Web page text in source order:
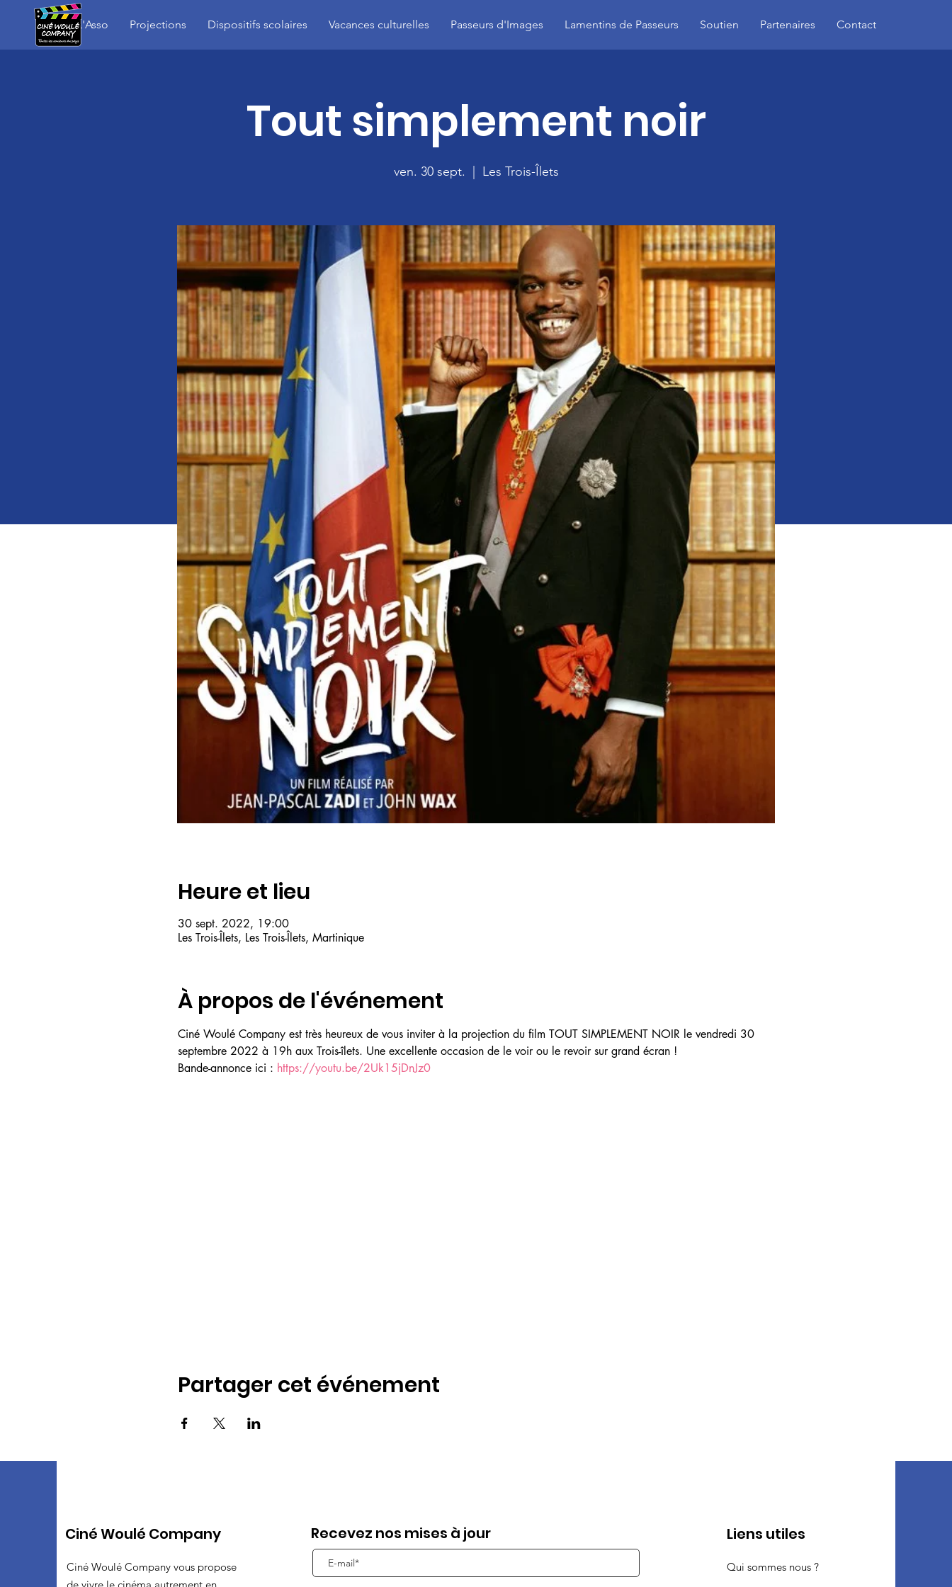
L'Asso Projections Dispositifs scolaires Vacances culturelles Passeurs d'Images Lamentins de Passeurs Soutien Partenaires Contact
Tout simplement noir
ven. 30 sept. Les Trois-Îlets
Heure et lieu
30 sept. 2022, 19:00
Les Trois-Îlets, Les Trois-Îlets, Martinique
À propos de l'événement
Ciné Woulé Company est très heureux de vous inviter à la projection du film TOUT SIMPLEMENT NOIR le vendredi 30
septembre 2022 à 19h aux Trois-îlets. Une excellente occasion de le voir ou le revoir sur grand écran !
Bande-annonce ici : https://youtu.be/2Uk15jDnJz0
Partager cet événement
Ciné Woulé Company
Ciné Woulé Company vous propose
Liens utiles
Qui sommes nous ?
Recevez nos mises à jour